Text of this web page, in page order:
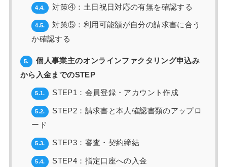
4.4. 対策④：土日祝日対応の有無を確認する
4.5.
対策⑤：利用可能額が自分の請求書に合う
か確認する
5.
個人事業主のオンラインファクタリング申込み
から入金までのSTEP
5.1. STEP1：会員登録・アカウント作成
5.2.
STEP2：請求書と本人確認書類のアップロ
ード
5.3. STEP3：審査・契約締結
5.4. STEP4：指定口座への入金